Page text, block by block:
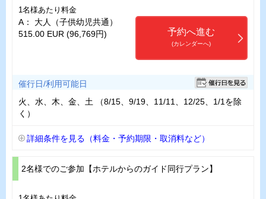
1名様あたり料金
A： 大人（子供幼児共通）
515.00 EUR (96,769円)
予約へ進む
(カレンダーへ)
催行日/利用可能日
火、水、木、金、土 （8/15、9/19、11/11、12/25、1/1を除
く）
詳細条件を見る（料金・予約期限・取消料など）
2名様でのご参加【ホテルからのガイド同行プラン】